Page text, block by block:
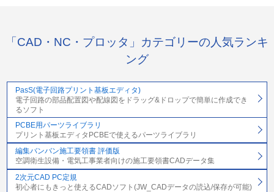
「CAD・NC・プロッタ」カテゴリーの人気ランキ
ング
PasS(電子回路プリント基板エディタ)
電子回路の部品配置図や配線図をドラッグ&ドロップで簡単に作成でき
るソフト
PCBE用パーツライブラリ
プリント基板エディタPCBEで使えるパーツライブラリ
編集バンバン施工要領書 評価版
空調衛生設備・電気工事業者向けの施工要領書CADデータ集
2次元CAD PC定規
初心者にもきっと使えるCADソフト(JW_CADデータの読込/保存が可能)